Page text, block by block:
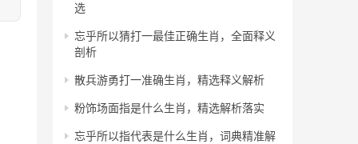
选
忘乎所以猜打一最佳正确生肖，全面释义
剖析
散兵游勇打一准确生肖，精选释义解析
粉饰场面指是什么生肖，精选解析落实
忘乎所以指代表是什么生肖，词典精准解